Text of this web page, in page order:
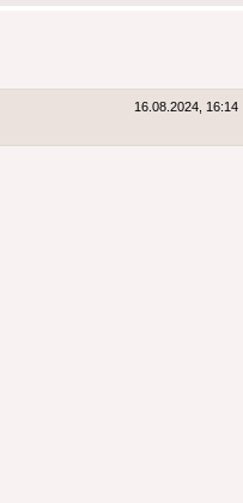
16.08.2024, 16:14